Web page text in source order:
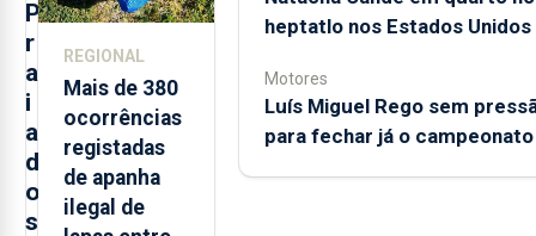
P
r
a
i
a
d
o
s
REGIONAL
Mais de 380
ocorrências
registadas
de apanha
ilegal de
heptatlo nos Estados Unidos
Motores
Luís Miguel Rego sem
para fechar já o campeonato